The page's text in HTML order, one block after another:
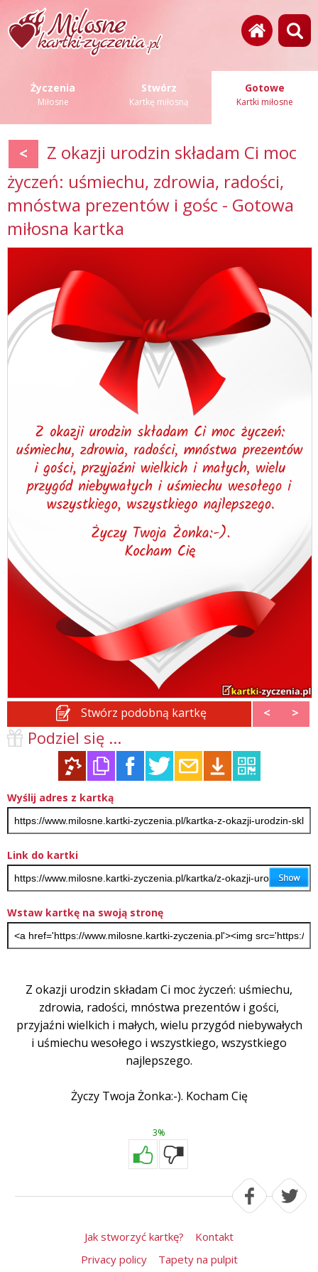
Życzenia
Miłosne
Stwórz
Kartkę miłosną
Gotowe
Kartki miłosne
<
Z okazji urodzin składam Ci moc
życzeń: uśmiechu, zdrowia, radości,
mnóstwa prezentów i gośc - Gotowa
miłosna kartka
Stwórz podobną kartkę < >
Podziel się ...
Wyślij adres z kartką
Link do kartki
Wstaw kartkę na swoją stronę
Z okazji urodzin składam Ci moc życzeń: uśmiechu,
zdrowia, radości, mnóstwa prezentów i gości,
przyjaźni wielkich i małych, wielu przygód niebywałych
i uśmiechu wesołego i wszystkiego, wszystkiego
najlepszego.
Życzy Twoja Żonka:-). Kocham Cię
3%
Jak stworzyć kartkę?
Kontakt
Privacy policy
Tapety na pulpit